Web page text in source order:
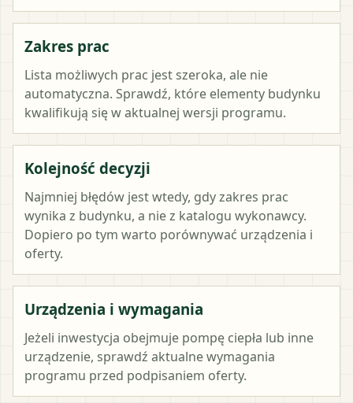
Zakres prac
Lista możliwych prac jest szeroka, ale nie
automatyczna. Sprawdź, które elementy budynku
kwalifikują się w aktualnej wersji programu.
Kolejność decyzji
Najmniej błędów jest wtedy, gdy zakres prac
wynika z budynku, a nie z katalogu wykonawcy.
Dopiero po tym warto porównywać urządzenia i
oferty.
Urządzenia i wymagania
Jeżeli inwestycja obejmuje pompę ciepła lub inne
urządzenie, sprawdź aktualne wymagania
programu przed podpisaniem oferty.